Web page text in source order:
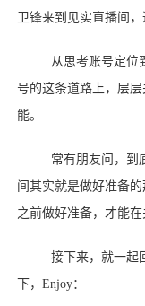
卫锋来到见实直播间
从思考账号定位
号的这条道路上，层
能。
常有朋友问，到
间其实就是做好准备
之前做好准备，才能在
接下来，就一起
下，Enjoy：